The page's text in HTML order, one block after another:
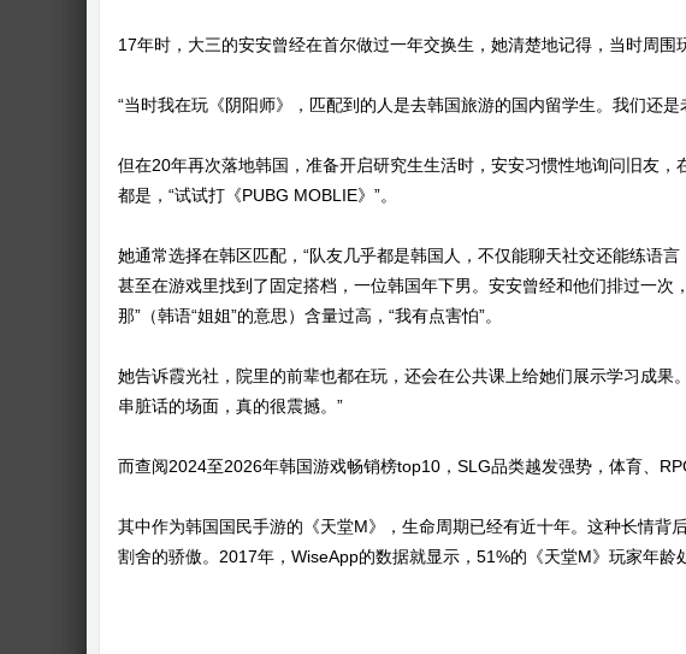
17年时，大三的安安曾经在首尔做过一年交换生，她清楚地记得，当时周围
“当时我在玩《阴阳师》，匹配到的人是去韩国旅游的国内留学生。我们还是
但在20年再次落地韩国，准备开启研究生生活时，安安习惯性地询问旧友
都是，“试试打《PUBG MOBLIE》”。
她通常选择在韩区匹配，“队友几乎都是韩国人，不仅能聊天社交还能练语
甚至在游戏里找到了固定搭档，一位韩国年下男。安安曾经和他们排过一次
那”（韩语“姐姐”的意思）含量过高，“我有点害怕”。
她告诉霞光社，院里的前辈也都在玩，还会在公共课上给她们展示学习成果
串脏话的场面，真的很震撼。”
而查阅2024至2026年韩国游戏畅销榜top10，SLG品类越发强势，体育、
其中作为韩国国民手游的《天堂M》，生命周期已经有近十年。这种长情背
割舍的骄傲。2017年，WiseApp的数据就显示，51%的《天堂M》玩家年龄